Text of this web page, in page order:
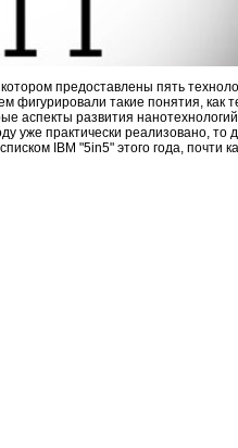
предоставлены пять
такие понятия, как
аспекты развития
уже практически реализовано,
IBM "5in5" этого года,